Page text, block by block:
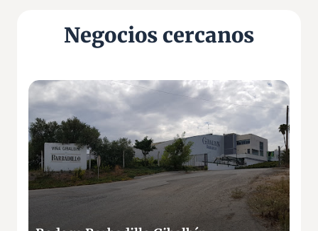
Negocios cercanos
B
o
d
e
g
a
B